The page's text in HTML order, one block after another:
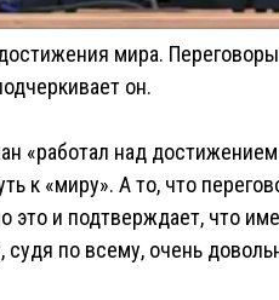
мира.
он.
«работал над
к «миру». А то, что
это и подтверждает, что
по всему, очень